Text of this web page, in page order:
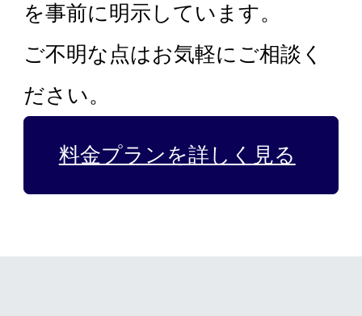
を事前に明示しています。
ご不明な点はお気軽にご相談く
ださい。
料金プランを詳しく見る